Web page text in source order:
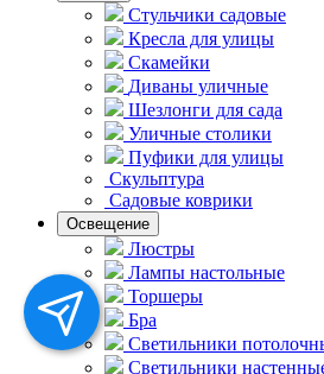
Стульчики садовые
Кресла для улицы
Скамейки
Диваны уличные
Шезлонги для сада
Уличные столики
Пуфики для улицы
Скульптура
Садовые коврики
Освещение
Люстры
Лампы настольные
Торшеры
Бра
Светильники
Светильники